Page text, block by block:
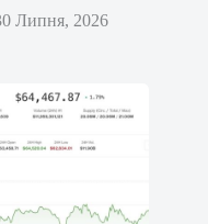
Липня, 2026